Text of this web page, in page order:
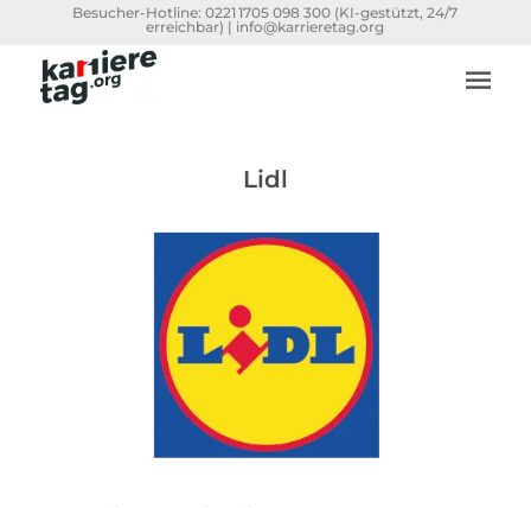
Besucher-Hotline:0221 1705 098 300 (KI-gestützt, 24/7
erreichbar) | info@karrieretag.org
Lidl